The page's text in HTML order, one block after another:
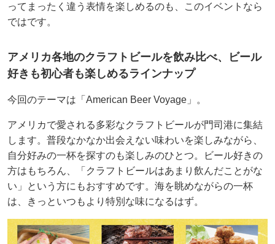
ってまったく違う表情を楽しめるのも、このイベントなら
ではです。
アメリカ各地のクラフトビールを飲み比べ、ビール
好きも初心者も楽しめるラインナップ
今回のテーマは「American Beer Voyage」。
アメリカで愛される多彩なクラフトビールが門司港に集結
します。普段なかなか出会えない味わいを楽しみながら、
自分好みの一杯を探すのも楽しみのひとつ。ビール好きの
方はもちろん、「クラフトビールはあまり飲んだことがな
い」という方にもおすすめです。海を眺めながらの一杯
は、きっといつもより特別な味になるはず。